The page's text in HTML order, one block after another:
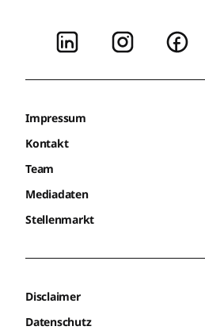
Impressum
Kontakt
Team
Mediadaten
Stellenmarkt
Disclaimer
Datenschutz